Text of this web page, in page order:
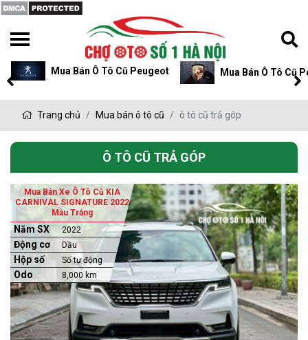
Mua Bán Ô Tô Cũ Peugeot Mua Bán Ô Tô Cũ
Trang chủ Mua bán ô tô cũ ô tô cũ trả góp
Ô TÔ CŨ TRẢ GÓP
Mua Bán Xe Ô Tô Cũ KIA
CARNIVAL SIGNATURE 2022
Màu Trắng
Năm SX 2022
Động cơ Dầu
Hộp số Số tự động
Odo 8,000 km